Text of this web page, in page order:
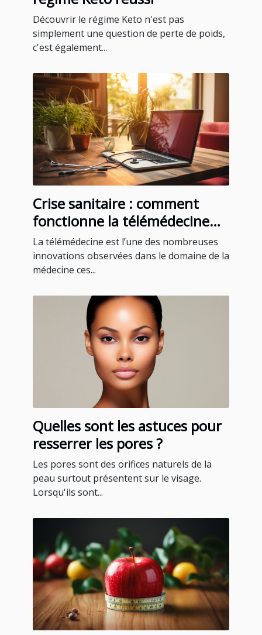
Découvrir le régime Keto n'est pas
simplement une question de perte de poids,
c'est également...
Crise sanitaire : comment
fonctionne la télémédecine
pour un rendez-vous médical
à Martinique ?
La télémédecine est l’une des nombreuses
innovations observées dans le domaine de la
médecine ces...
Quelles sont les astuces pour
resserrer les pores ?
Les pores sont des orifices naturels de la
peau surtout présentent sur le visage.
Lorsqu'ils sont...